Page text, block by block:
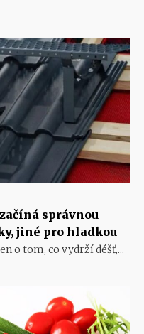
správnou
jiné pro hladkou
o tom, co vydrží déšť,...